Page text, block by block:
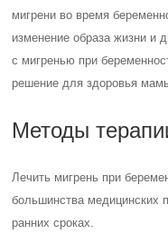
мигрени во время
изменение образа жизни и
с мигренью при
решение для здоровья
Методы
Лечить мигрень при
большинства медицинских
ранних сроках.